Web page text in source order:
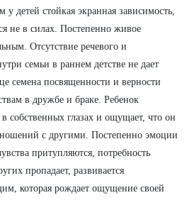
детей стойкая экранная зависимость,
не в силах. Постепенно живое
Отсутствие речевого и
семьи в раннем детстве не дает
семена посвященности и верности
в дружбе и браке. Ребенок
собственных глазах и ощущает, что он
с другими. Постепенно эмоции
притупляются, потребность
пропадает, развивается
которая рождает ощущение своей